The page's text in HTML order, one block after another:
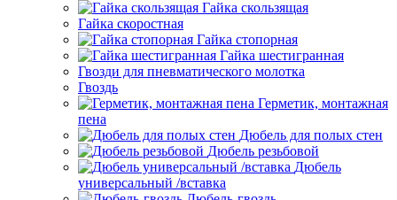
Гайка скользящая
Гайка скоростная
Гайка стопорная
Гайка шестигранная
Гвозди для пневматического молотка
Гвоздь
Герметик, монтажная
пена
Дюбель для полых стен
Дюбель резьбовой
Дюбель
универсальный /вставка